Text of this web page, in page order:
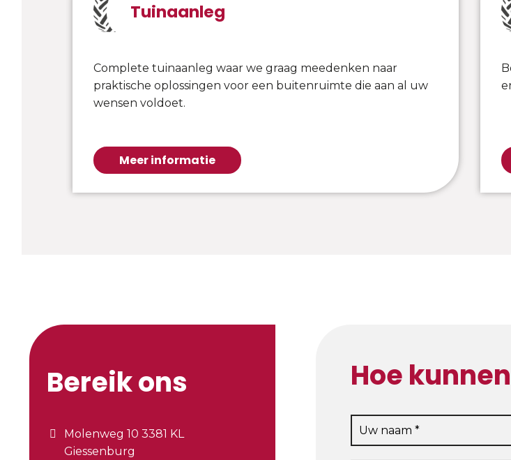
Tuinaanleg
Complete tuinaanleg waar we graag meedenken naar
praktische oplossingen voor een buitenruimte die aan al uw
wensen voldoet.
Meer informatie
Bereik ons
Molenweg 10 3381 KL
Giessenburg
Hoe